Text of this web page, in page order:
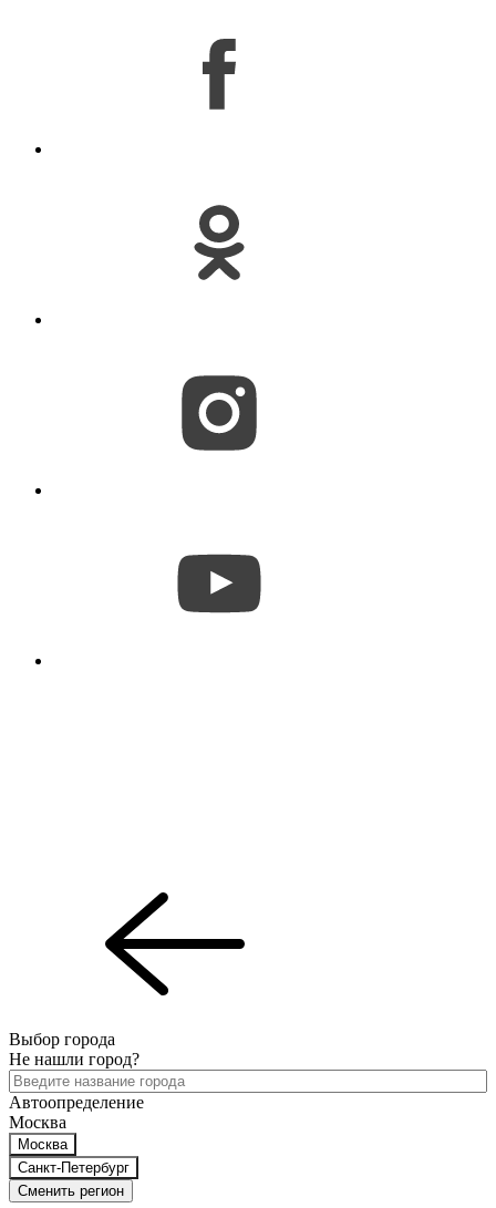
Выбор города
Не нашли город?
Автоопределение
Москва
Москва
Санкт-Петербург
Сменить регион